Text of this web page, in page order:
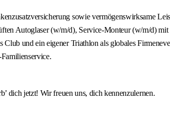
sowie vermögenswirksame
Autoglaser (w/m/d), Service-Monteur (w/m/d)
und ein eigener Triathlon als globales
dich jetzt! Wir freuen uns, dich kennenzulernen.